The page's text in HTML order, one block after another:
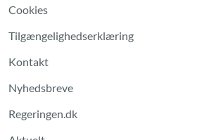
Cookies
Tilgængelighedserklæring
Kontakt
Nyhedsbreve
Regeringen.dk